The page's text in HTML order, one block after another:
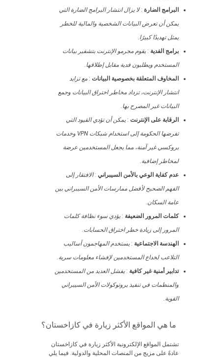
البرامج الضارة :لا يزال انتشار البرامج الضارة التي
يمكن أن تعرض البيانات الشخصية والمالية للخطر
يمثل تهديدًا كبيرًا.
برامج الفدية : يقوم مجرمو الإنترنت بتشفير بيانات
المستخدم ويطلبون فدية مقابل إطلاقها.
المخاوف المتعلقة بخصوصية البيانات : مع تزايد
انتشار الإنترنت، تزداد مخاطر اختراق البيانات وجمع
البيانات غير المصرح بها.
الرقابة على الإنترنت : يمكن أن تؤدي القيود التي
تفرضها الحكومة إلى استخدام شبكات VPN وخدمات
بروكسي غير آمنة، مما يجعل المستخدمين عرضة
لمخاطر إضافية.
عدم كفاية الوعي بالأمن السيبراني :الافتقار إلى
الفهم الصحيح لأفضل ممارسات الأمن السيبراني بين
عامة السكان.
كلمات المرور الضعيفة : يؤدي سوء نظافة كلمات
المرور إلى زيادة خطر اختراق الحسابات.
الهندسة الاجتماعية : يستخدم المهاجمون أساليب
التلاعب لخداع المستخدمين لإفشاء معلومات سرية.
تدابير أمنية غير كافية : يفشل العديد من المستخدمين
والمنظمات في تنفيذ بروتوكولات الأمن السيبراني
القوية.
ما هي المواقع الأكثر زيارة في كازاخستان؟
تشتمل المواقع الإلكترونية الأكثر زيارة في كازاخستان
عادةً على مزيج من المنصات المحلية والدولية. فيما يلي